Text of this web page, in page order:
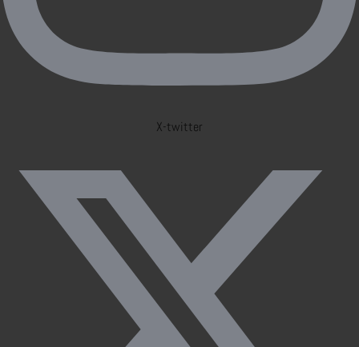
X-twitter